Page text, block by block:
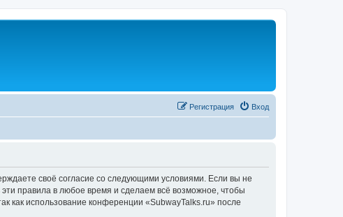
Вход
Регистрация
своё согласие со следующими условиями. Если вы не
правила в любое время и сделаем всё возможное, чтобы
как использование конференции «SubwayTalks.ru» после